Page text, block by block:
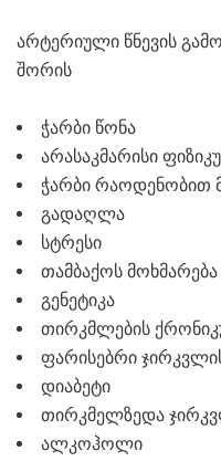
არტერიული წნევის
შორის
ჭარბი წონა
არასაკმარისი
ჭარბი რაოდენობით
გადაღლა
სტრესი
თამბაქოს მოხმარება
გენეტიკა
თირკმლების
ფარისებრი
დიაბეტი
თირკმელზედა
ალკოჰოლი